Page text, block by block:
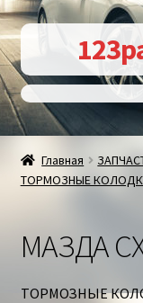
Перейти
к
навигации
Перейти
к
содержимому
Главная
ТОРМОЗНЫЕ
МАЗДА
ТОРМОЗНЫЕ